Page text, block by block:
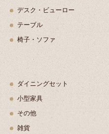
デスク・ビューロー
テーブル
椅子・ソファ
ダイニングセット
小型家具
その他
雑貨